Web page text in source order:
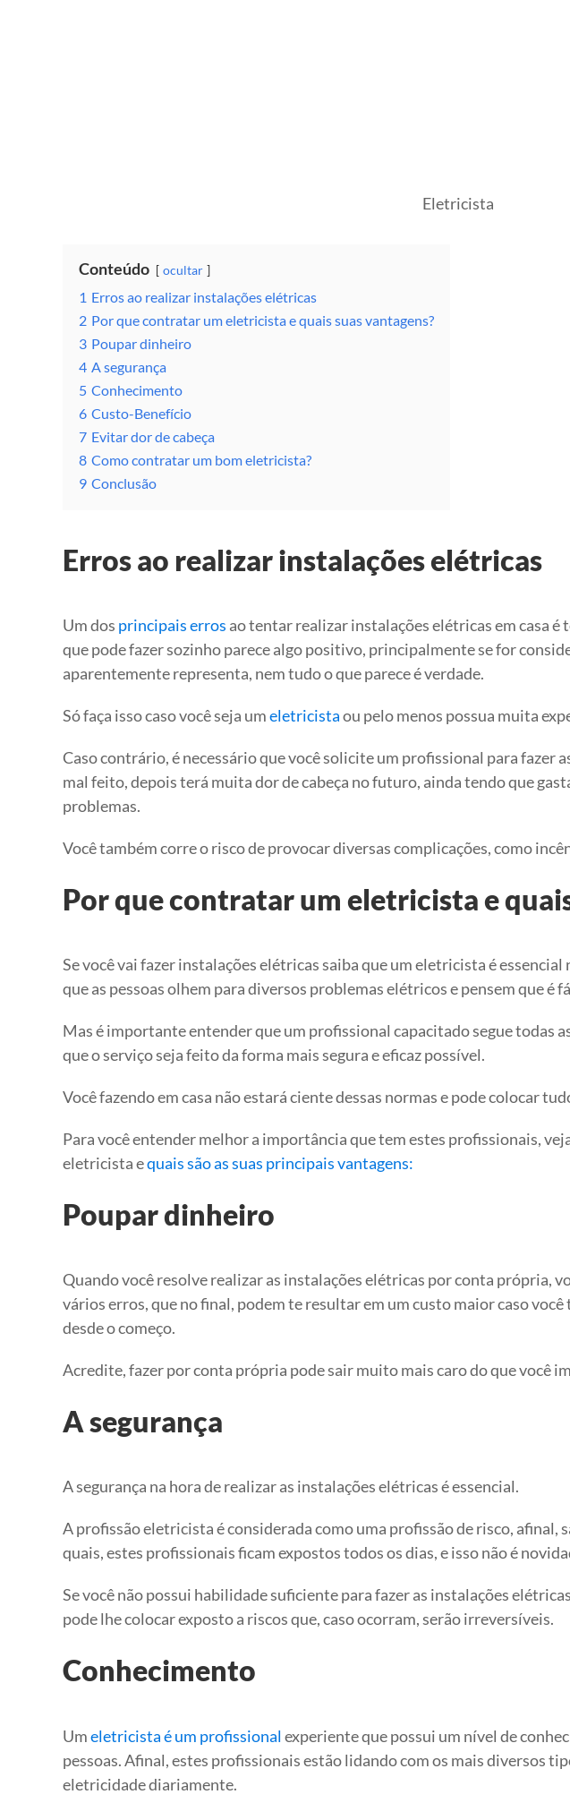
Eletricista
Conteúdo ocultar
1 Erros ao realizar instalações elétricas
2 Por que contratar um eletricista e quais suas vantagens?
3 Poupar dinheiro
4 A segurança
5 Conhecimento
6 Custo-Benefício
7 Evitar dor de cabeça
8 Como contratar um bom eletricista?
9 Conclusão
Erros ao realizar instalações elétricas
Um dos principais erros ao tentar realizar instalações elétricas em casa
que pode fazer sozinho parece algo positivo, principalmente se for
aparentemente representa, nem tudo o que parece é verdade.
Só faça isso caso você seja umeletricistaou pelo menos possua muita
Caso contrário, é necessário que você solicite um profissional para fazer
mal feito, depois terá muita dor de cabeça no futuro, ainda tendo que
problemas.
Você também corre o risco de provocar diversas complicações, como
Por que contratar um eletricista e
Se você vai fazer instalações elétricas saiba que um eletricista é
que as pessoas olhem para diversos problemas elétricos e pensem que é
Mas é importante entender que um profissional capacitado segue todas
que o serviço seja feito da forma mais segura e eficaz possível.
Você fazendo em casa não estará ciente dessas normas e pode colocar
Para você entender melhor a importância que tem estes profissionais,
eletricista equais são as suas principais vantagens:
Poupar dinheiro
Quando você resolve realizar as instalações elétricas por conta própria,
vários erros, que no final, podem te resultar em um custo maior caso
desde o começo.
Acredite, fazer por conta própria pode sair muito mais caro do que você
A segurança
A segurança na hora de realizar as instalações elétricas é essencial.
A profissão eletricista é considerada como uma profissão de risco, afinal,
quais, estes profissionais ficam expostos todos os dias, e isso não é
Se você não possui habilidade suficiente para fazer as instalações
pode lhe colocar exposto a riscos que, caso ocorram, serão irreversíveis.
Conhecimento
Umeletricista é um profissionalexperiente que possui um nível de
pessoas. Afinal, estes profissionais estão lidando com os mais diversos
eletricidade diariamente.